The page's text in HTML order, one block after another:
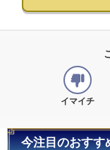
イマイチ
今注目のおすす